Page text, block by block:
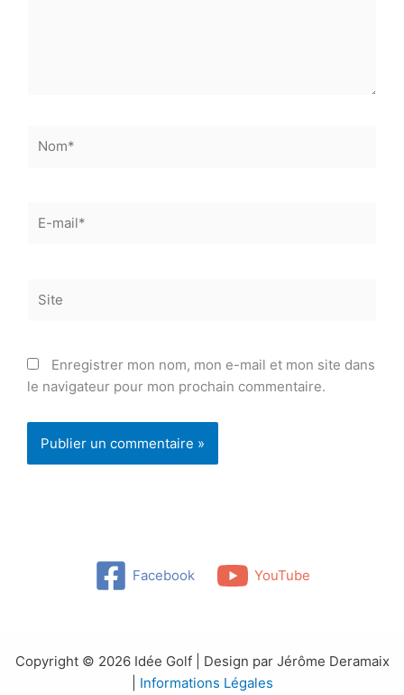
mail*
Enregistrer mon nom, mon e-mail et mon site dans
le navigateur pour mon prochain commentaire.
Facebook YouTube
Copyright © 2026 Idée Golf | Design par Jérôme Deramaix
Informations Légales